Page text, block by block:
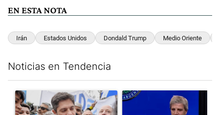
EN ESTA NOTA
Irán Estados Unidos Dondald Trump Medio Oriente
Noticias en Tendencia
Un artículo de tendencia con el título "Kicillof apuntó contra
Un artículo de tendencia con